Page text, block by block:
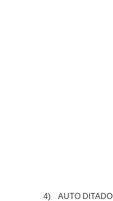
4) AUTO DITADO